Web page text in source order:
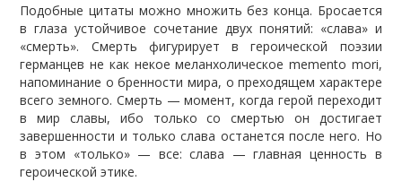
Подобные цитаты можно множить без конца. Бросается
в глаза устойчивое сочетание двух понятий: «слава» и
«смерть». Смерть фигурирует в героической поэзии
германцев не как некое меланхолическое memento mori,
напоминание о бренности мира, о преходящем характере
всего земного. Смерть — момент, когда герой переходит
в мир славы, ибо только со смертью он достигает
завершенности и только слава останется после него. Но
в этом «только» — все: слава — главная ценность в
героической этике.